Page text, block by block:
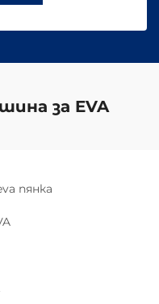
за EVA
пянка